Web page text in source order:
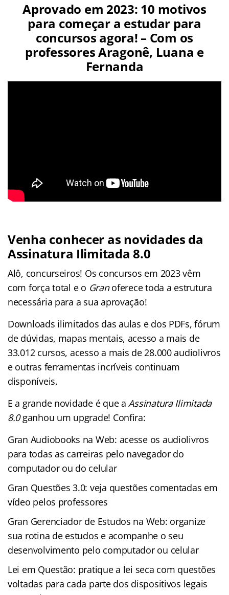
Aprovado em 2023: 10 motivos
para começar a estudar para
concursos agora! – Com os
professores Aragonê, Luana e
Fernanda
Venha conhecer as novidades da
Assinatura Ilimitada 8.0
Alô, concurseiros! Os concursos em 2023 vêm
com força total e o Granoferece toda a estrutura
necessária para a sua aprovação!
Downloads ilimitados das aulas e dos PDFs, fórum
de dúvidas, mapas mentais, acesso a mais de
33.012 cursos, acesso a mais de 28.000 audiolivros
e outras ferramentas incríveis continuam
disponíveis.
E a grande novidade é que aAssinatura Ilimitada
8.0ganhou um upgrade! Confira:
Gran Audiobooks na Web: acesse os audiolivros
para todas as carreiras pelo navegador do
computador ou do celular
Gran Questões 3.0: veja questões comentadas em
vídeo pelos professores
Gran Gerenciador de Estudos na Web: organize
sua rotina de estudos e acompanhe o seu
desenvolvimento pelo computador ou celular
Lei em Questão: pratique a lei seca com questões
voltadas para cada parte dos dispositivos legais